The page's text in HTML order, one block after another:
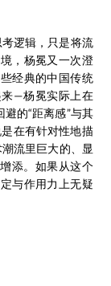
逻辑，只是将流
，杨冕又一次澄
经典的中国传统
—杨冕实际上在
的“距离感”与其
是在有针对性地描
流里巨大的、显
添。如果从这个
与作用力上无疑